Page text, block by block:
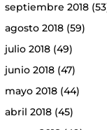
septiembre 2018
agosto 2018(59)
julio 2018(49)
junio 2018(47)
mayo 2018(44)
abril 2018(45)